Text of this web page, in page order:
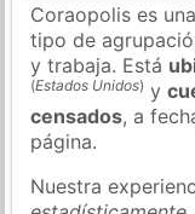
Coraopolis es
tipo de
y trabaja. Está
(Estados Unidos) y
censados, a
página.
Nuestra